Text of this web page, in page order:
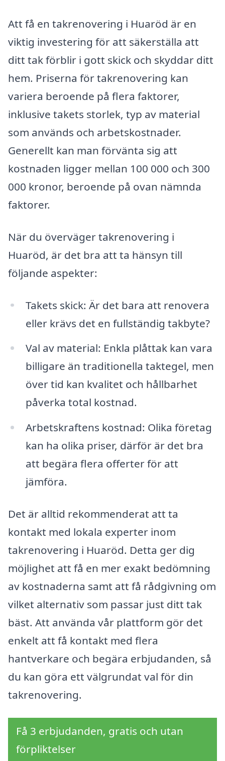
Att få en takrenovering i Huaröd är en
viktig investering för att säkerställa att
ditt tak förblir i gott skick och skyddar ditt
hem. Priserna för takrenovering kan
variera beroende på flera faktorer,
inklusive takets storlek, typ av material
som används och arbetskostnader.
Generellt kan man förvänta sig att
kostnaden ligger mellan 100 000 och 300
000 kronor, beroende på ovan nämnda
faktorer.
När du överväger takrenovering i
Huaröd, är det bra att ta hänsyn till
följande aspekter:
Takets skick: Är det bara att renovera
eller krävs det en fullständig takbyte?
Val av material: Enkla plåttak kan vara
billigare än traditionella taktegel, men
över tid kan kvalitet och hållbarhet
påverka total kostnad.
Arbetskraftens kostnad: Olika företag
kan ha olika priser, därför är det bra
att begära flera offerter för att
jämföra.
Det är alltid rekommenderat att ta
kontakt med lokala experter inom
takrenovering i Huaröd. Detta ger dig
möjlighet att få en mer exakt bedömning
av kostnaderna samt att få rådgivning om
vilket alternativ som passar just ditt tak
bäst. Att använda vår plattform gör det
enkelt att få kontakt med flera
hantverkare och begära erbjudanden, så
du kan göra ett välgrundat val för din
takrenovering.
Få 3 erbjudanden, gratis och utan
förpliktelser